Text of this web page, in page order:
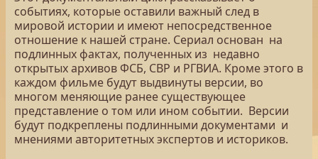
событиях, которые оставили важный след в
мировой истории и имеют непосредственное
отношение к нашей стране. Сериал основан на
подлинных фактах, полученных из недавно
открытых архивов ФСБ, СВР и РГВИА. Кроме этого в
каждом фильме будут выдвинуты версии, во
многом меняющие ранее существующее
представление о том или ином событии. Версии
будут подкреплены подлинными документами и
мнениями авторитетных экспертов и историков.